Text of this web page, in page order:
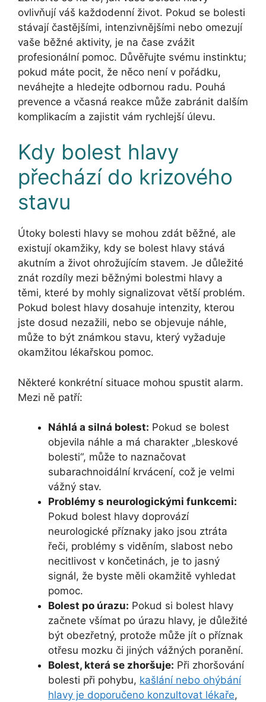
ovlivňují váš každodenní život. Pokud se bolesti
stávají častějšími, intenzivnějšími nebo omezují
vaše běžné aktivity, je na čase zvážit
profesionální pomoc. Důvěřujte svému instinktu;
pokud máte pocit, že něco není v pořádku,
neváhejte a hledejte odbornou radu. Pouhá
prevence a včasná reakce může zabránit dalším
komplikacím a zajistit vám rychlejší úlevu.
Kdy bolest hlavy
přechází do krizového
stavu
Útoky bolesti hlavy se mohou zdát běžné, ale
existují okamžiky, kdy se bolest hlavy stává
akutním a život ohrožujícím stavem. Je důležité
znát rozdíly mezi běžnými bolestmi hlavy a
těmi, které by mohly signalizovat větší problém.
Pokud bolest hlavy dosahuje intenzity, kterou
jste dosud nezažili, nebo se objevuje náhle,
může to být známkou stavu, který vyžaduje
okamžitou lékařskou pomoc.
Některé konkrétní situace mohou spustit alarm.
Mezi ně patří:
Náhlá a silná bolest: Pokud se bolest
objevila náhle a má charakter „bleskové
bolesti“, může to naznačovat
subarachnoidální krvácení, což je velmi
vážný stav.
Problémy s neurologickými funkcemi:
Pokud bolest hlavy doprovází
neurologické příznaky jako jsou ztráta
řeči, problémy s viděním, slabost nebo
necitlivost v končetinách, je to jasný
signál, že byste měli okamžitě vyhledat
pomoc.
Bolest po úrazu: Pokud si bolest hlavy
začnete všímat po úrazu hlavy, je důležité
být obezřetný, protože může jít o příznak
otřesu mozku či jiných vážných poranění.
Bolest, která se zhoršuje: Při zhoršování
bolesti při pohybu, kašlání nebo ohýbání
hlavy je doporučeno konzultovat lékaře,